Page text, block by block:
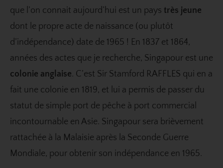
que l’on connait aujourd’hui est un pays très jeune
dont le propre acte de naissance (ou plutôt
d’indépendance) date de 1965 ! En 1837 et 1864,
années des actes que je recherche, Singapour est une
colonie anglaise. C’est Sir Stamford RAFFLES qui en a
fait une colonie en 1819, et lui a permis de passer du
statut de simple port de pêche à port commercial
incontournable en Asie. Singapour sera brièvement
rattachée à la Malaisie après la Seconde Guerre
Mondiale, pour obtenir son indépendance en 1965.